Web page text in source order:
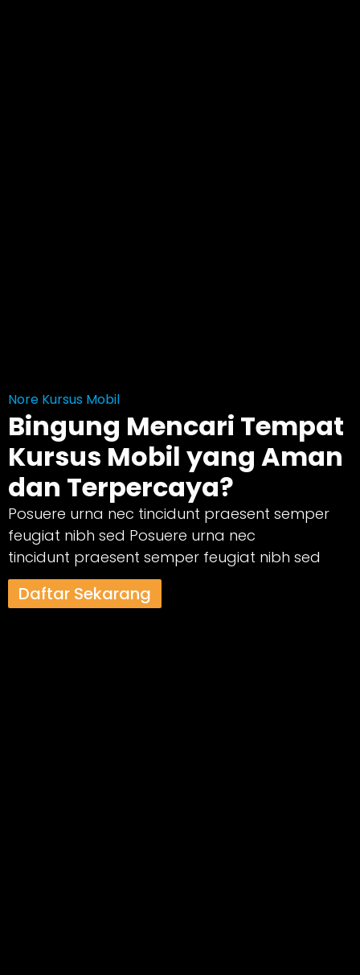
Nore Kursus Mobil
Bingung Mencari Tempat
Kursus Mobil yang Aman
dan Terpercaya?
Posuere urna nec tincidunt praesent semper
feugiat nibh sed Posuere urna nec
tincidunt praesent semper feugiat nibh sed
Daftar Sekarang